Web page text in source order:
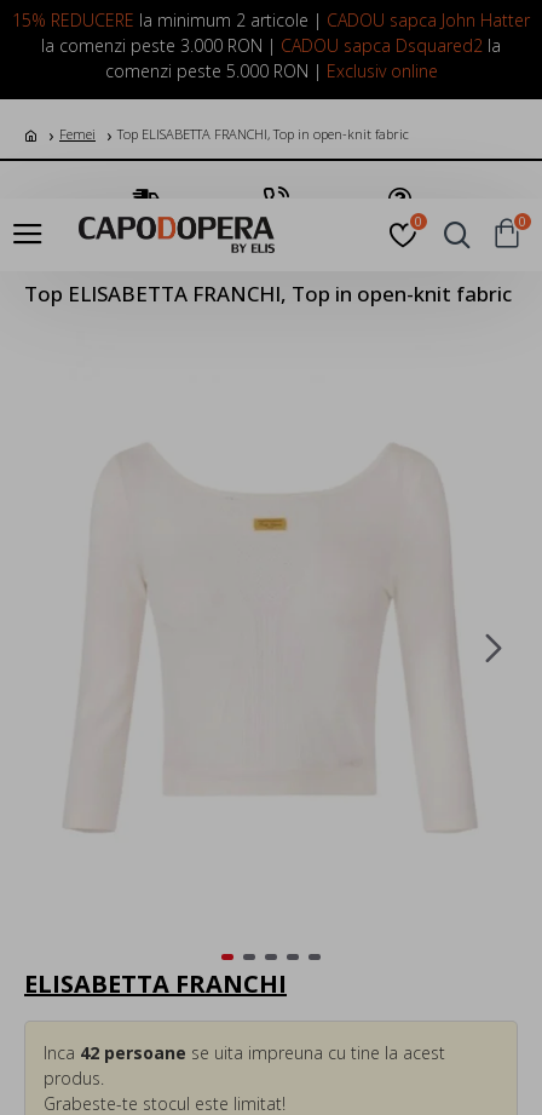
15% REDUCERE la minimum 2 articole | CADOU sapca John Hatter
la comenzi peste 3.000 RON | CADOU sapca Dsquared2 la
comenzi peste 5.000 RON | Exclusiv online
LOGIN INREGISTRARE
0 0
Femei Top ELISABETTA FRANCHI, Top in open-knit fabric
Transport Gratuit Suna Acum Pune o Intrebare
Top ELISABETTA FRANCHI, Top in open-knit fabric
ELISABETTA FRANCHI
Inca 42 persoane se uita impreuna cu tine la acest
produs.
Grabeste-te stocul este limitat!